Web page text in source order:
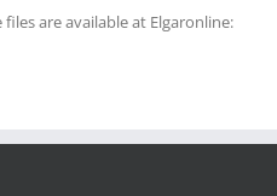
are available at Elgaronline: